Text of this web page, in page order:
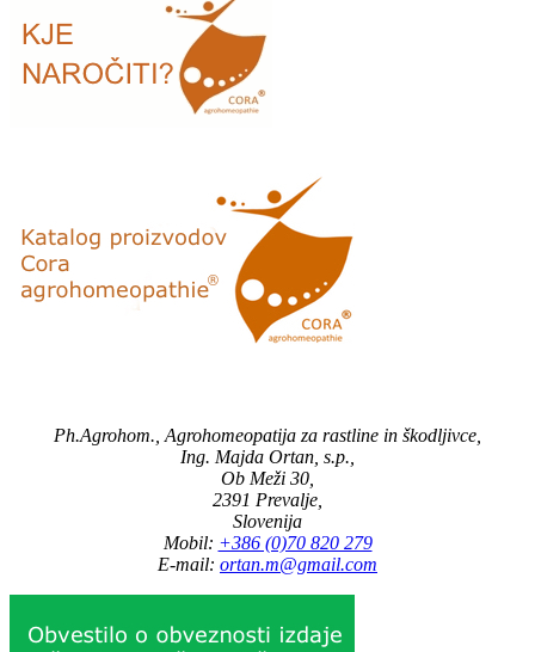
Ph.Agrohom., Agrohomeopatija za rastline in škodljivce,
Ing. Majda Ortan, s.p.,
Ob Meži 30,
2391 Prevalje,
Slovenija
Mobil: +386 (0)70 820 279
E-mail: ortan.m@gmail.com